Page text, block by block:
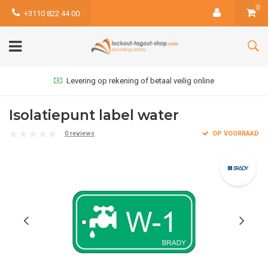
+3110 822 44 00
0
Levering op rekening of betaal veilig online
Isolatiepunt label water
0 reviews OP VOORRAAD